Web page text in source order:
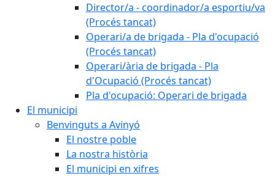
Director/a - coordinador/a esportiu/va
(Procés tancat)
Operari/a de brigada - Pla d'ocupació
(Procés tancat)
Operari/ària de brigada - Pla
d'Ocupació (Procés tancat)
Pla d'ocupació: Operari de brigada
El municipi
Benvinguts a Avinyó
El nostre poble
La nostra història
El municipi en xifres